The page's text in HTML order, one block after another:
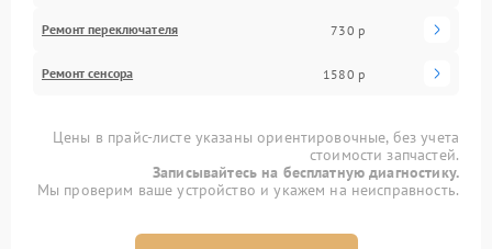
Ремонт переключателя 730 р
Ремонт сенсора 1580 р
Цены в прайс-листе указаны ориентировочные, без учета
стоимости запчастей.
Записывайтесь на бесплатную диагностику.
Мы проверим ваше устройство и укажем на неисправность.